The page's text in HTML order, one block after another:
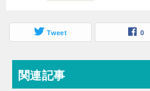
Tweet 0
関連記事